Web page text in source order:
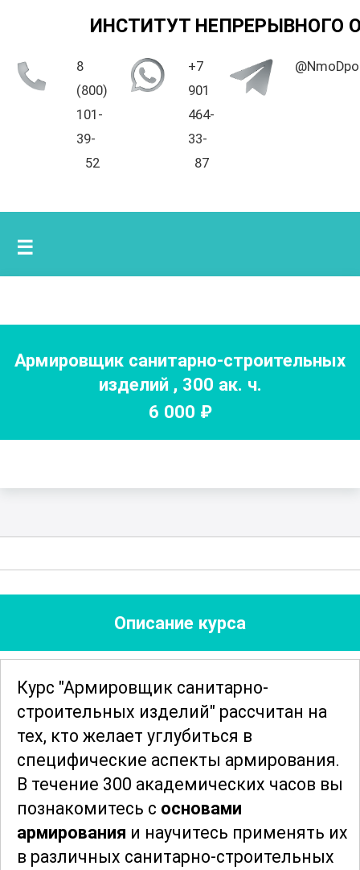
ИНСТИТУТ НЕПРЕРЫВНОГО
8
(800)
101-
39-
52
+7
901
464-
33-
87
☰
Армировщик санитарно-строительных
изделий , 300 ак. ч.
6 000 ₽
Описание курса
Курс "Армировщик санитарно-
строительных изделий" рассчитан на
тех, кто желает углубиться в
специфические аспекты армирования.
В течение 300 академических часов вы
познакомитесь с основами
армирования и научитесь применять их
в различных санитарно-строительных